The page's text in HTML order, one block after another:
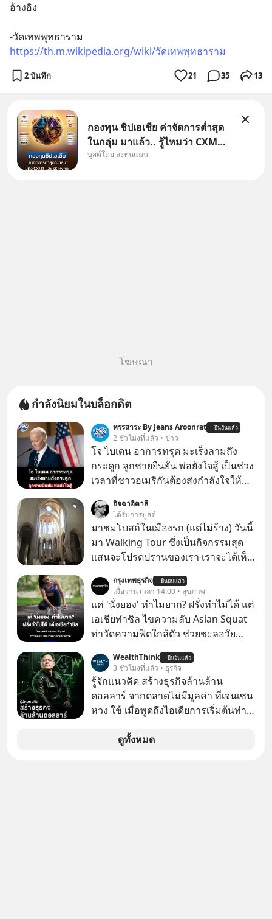
อ้างอิง
-วัดเทพพุทธาราม
https://th.m.wikipedia.org/wiki/วัดเทพพุทธาราม
2 บันทึก 21 35 13
กองทุน ชิปเอเชีย ค่าจัดการต่ำสุด
ในกลุ่ม มาแล้ว.. รู้ไหมว่า CXMT
อยู่ดี ๆ ขึ้นมาเป็นบริษัทอันดับ 1 ใน
บูสต์โดย ลงทุนแมน
โฆษณา
กำลังนิยมในบล็อกดิต
หรรสาระ By Jeans Aroonrat ยืนยันแล้ว
2 ชั่วโมงที่แล้ว • ข่าว
โจ ไบเดน อาการทรุด มะเร็งลามถึง
กระดูก ลูกชายยืนยัน พ่อยังใจสู้ เป็นช่วง
เวลาที่ชาวอเมริกันต้องส่งกำลังใจให้กับ
ตอนนี้กำลังต่อสู้กับโรคมะเร็งอย่างหนัก
ล่าสุด ฮันเตอร์ ไบเดน ลูกชายได้ออกมา
เปิดเผยอาการของพ่อว่า "น่าเป็นห่วง
อย่างมาก" เนื่องจากมะเร็งได้ลุกลามไป
สร้างความเจ็บปวดทรมานอย่างรุนแรง
แต่ยืนยันว่า โจ ไบเดน พ่อของเขายังใจ
สู้ เพื่อรักษาอาการป่วยของตนอย่างเต็ม
ที่
อิจฉาอิตาลี
ได้รับการบูสต์
มาชมโบสถ์ในเมืองรก (แต่ไม่ร้าง) วันนี้
มา Walking Tour ซึ่งเป็นกิจกรรมสุด
แสนจะโปรดปรานของเรา เราจะได้เห็น
กรุงเทพธุรกิจ ยืนยันแล้ว
เมื่อวาน เวลา 14:00 • สุขภาพ
แค่ 'นั่งยอง' ทำไมยาก? ฝรั่งทำไม่ได้ แต่
เอเชียทำชิล ไขความลับ Asian Squat
ท่าวัดความฟิตใกล้ตัว ช่วยชะลอวัย
ต่างชาติที่พยายามทำ “Asian Squat”
หรือการนั่งยองแบบคนเอเชีย แต่สุดท้าย
ก็เสียการทรงตัว ล้มหงายหลัง หรือไม่ก็
ต้องยกส้นเท้าขึ้น เพราะไม่สามารถนั่ง
ค้างในท่านั้นได้
WealthThink ยืนยันแล้ว
3 ชั่วโมงที่แล้ว • ธุรกิจ
รู้จักแนวคิด สร้างธุรกิจล้านล้าน
ดอลลาร์ จากตลาดไม่มีมูลค่า ที่เจนเซน
หวง ใช้ เมื่อพูดถึงไอเดียการเริ่มต้นทำ
ทำธุรกิจที่อยู่ในตลาดใหญ่ ๆ ที่ต้องมี
ดูทั้งหมด